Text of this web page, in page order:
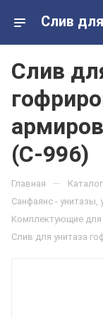
Слив
(С-996)
Главная — Каталог
Санфаянс - унитазы,
Комплектующие для
Слив для унитаза